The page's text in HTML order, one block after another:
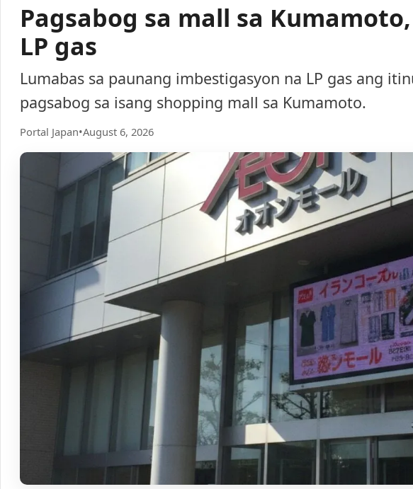
Pagsabog sa mall sa
LP gas
Lumabas sa paunang imbestigasyon na LP gas ang
pagsabog sa isang shopping mall sa Kumamoto.
Portal Japan•August 6, 2026